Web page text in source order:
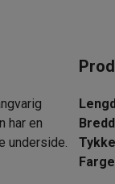
har en
underside.
Farge